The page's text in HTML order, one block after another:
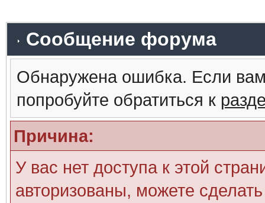
Сообщение форума
Обнаружена ошибка. Если
попробуйте обратиться к
Причина:
У вас нет доступа к этой
авторизованы, можете